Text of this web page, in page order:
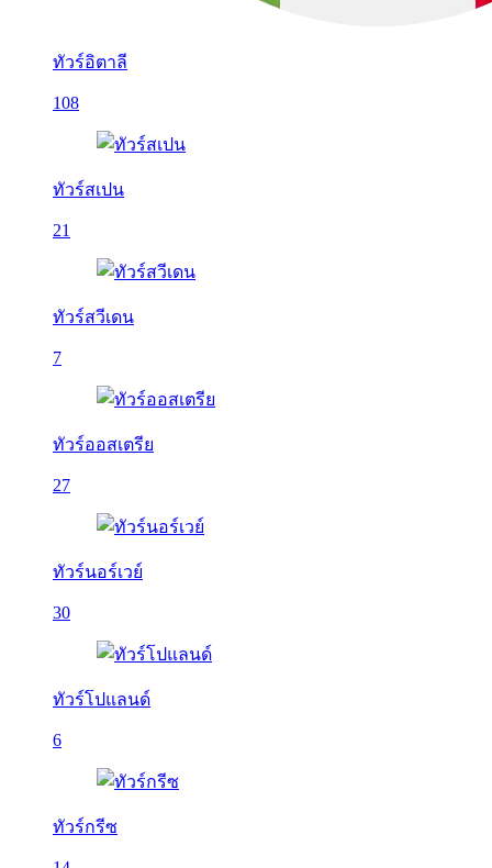
ทัวร์อิตาลี
108
ทัวร์สเปน
21
ทัวร์สวีเดน
7
ทัวร์ออสเตรีย
27
ทัวร์นอร์เวย์
30
ทัวร์โปแลนด์
6
ทัวร์กรีซ